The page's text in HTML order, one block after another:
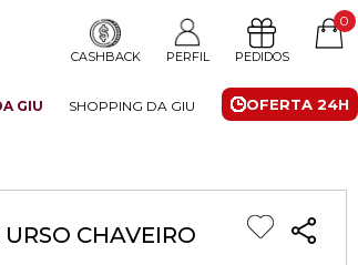
CASHBACK PERFIL PEDIDOS
0
OFERTA 24H
GIU SHOPPING DA GIU
CHAVEIRO